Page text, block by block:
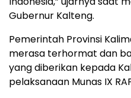
Gubernur Kalteng.
Pemerintah Provinsi
merasa terhormat dan
yang diberikan kepada
pelaksanaan Munas IX